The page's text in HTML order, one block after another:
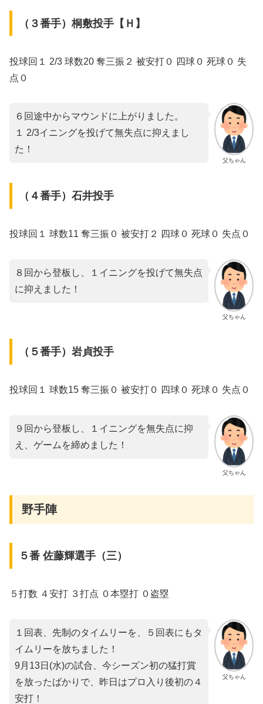
（３番手）桐敷投手【Ｈ】
投球回１ 2/3 球数20 奪三振２ 被安打０ 四球０ 死球０ 失
点０
父ちゃん
６回途中からマウンドに上がりました。
１ 2/3イニングを投げて無失点に抑えまし
た！
（４番手）石井投手
投球回１ 球数11 奪三振０ 被安打２ 四球０ 死球０ 失点０
父ちゃん
８回から登板し、１イニングを投げて無失点
に抑えました！
（５番手）岩貞投手
投球回１ 球数15 奪三振０ 被安打０ 四球０ 死球０ 失点０
父ちゃん
９回から登板し、１イニングを無失点に抑
え、ゲームを締めました！
野手陣
５番 佐藤輝選手（三）
５打数 ４安打 ３打点 ０本塁打 ０盗塁
父ちゃん
１回表、先制のタイムリーを、５回表にもタ
イムリーを放ちました！
9月13日(水)の試合、今シーズン初の猛打賞
を放ったばかりで、昨日はプロ入り後初の４
安打！